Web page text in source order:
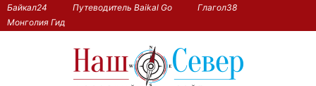
Байкал24 Путеводитель Baikal Go
Глагол38
Монголия Гид